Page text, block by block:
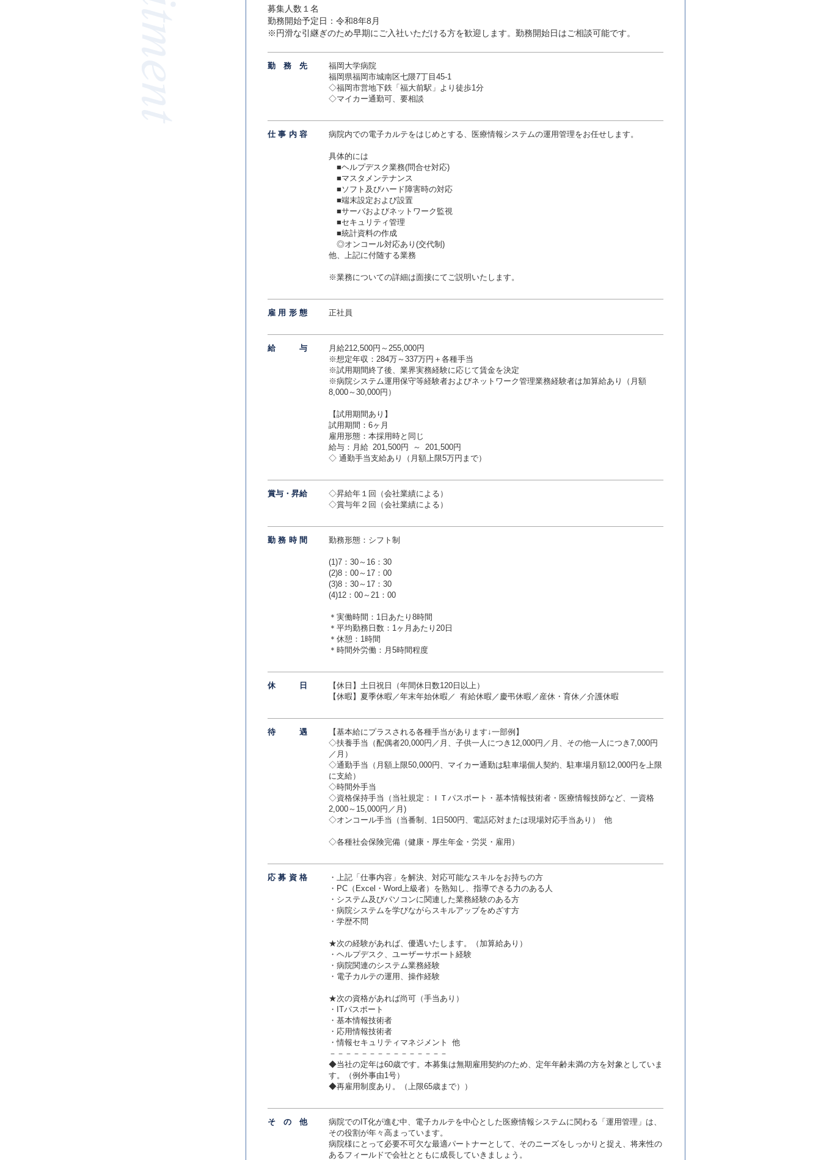
募集人数１名
勤務開始予定日：令和8年8月
※円滑な引継ぎのため早期にご入社いただける方を歓迎します。勤務開始日はご相談可能です。
勤務 先
福岡大学病院
福岡県福岡市城南区七隈7丁目45-1
◇福岡市営地下鉄「福大前駅」より徒歩1分
◇マイカー通勤可、要相談
仕事内 容 病院内での電子カルテをはじめとする、医療情報システムの運用管理をお任せします。
具体的には
■ヘルプデスク業務(問合せ対応)
■マスタメンテナンス
■ソフト及びハード障害時の対応
■端末設定および設置
■サーバおよびネットワーク監視
■セキュリティ管理
■統計資料の作成
◎オンコール対応あり(交代制)
他、上記に付随する業務
※業務についての詳細は面接にてご説明いたします。
雇用形 態 正社員
給 与
月給212,500円～255,000円
※想定年収：284万～337万円＋各種手当
※試用期間終了後、業界実務経験に応じて賃金を決定
※病院システム運用保守等経験者およびネットワーク管理業務経験者は加算給あり（月額
8,000～30,000円）
【試用期間あり】
試用期間：6ヶ月
雇用形態：本採用時と同じ
給与：月給 201,500円 ～ 201,500円
◇ 通勤手当支給あり（月額上限5万円まで）
賞与・昇給
◇昇給年１回（会社業績による）
◇賞与年２回（会社業績による）
勤務時 間 勤務形態：シフト制
(1)7：30～16：30
(2)8：00～17：00
(3)8：30～17：30
(4)12：00～21：00
＊実働時間：1日あたり8時間
＊平均勤務日数：1ヶ月あたり20日
＊休憩：1時間
＊時間外労働：月5時間程度
休 日
【休日】土日祝日（年間休日数120日以上）
【休暇】夏季休暇／年末年始休暇／ 有給休暇／慶弔休暇／産休・育休／介護休暇
待 遇
【基本給にプラスされる各種手当があります↓一部例】
◇扶養手当（配偶者20,000円／月、子供一人につき12,000円／月、その他一人につき7,000円
／月）
◇通勤手当（月額上限50,000円、マイカー通勤は駐車場個人契約、駐車場月額12,000円を上限
に支給）
◇時間外手当
◇資格保持手当（当社規定：ＩＴパスポート・基本情報技術者・医療情報技師など、一資格
2,000～15,000円／月)
◇オンコール手当（当番制、1日500円、電話応対または現場対応手当あり） 他
◇各種社会保険完備（健康・厚生年金・労災・雇用）
応募資 格
・上記「仕事内容」を解決、対応可能なスキルをお持ちの方
・PC（Excel・Word上級者）を熟知し、指導できる力のある人
・システム及びパソコンに関連した業務経験のある方
・病院システムを学びながらスキルアップをめざす方
・学歴不問
★次の経験があれば、優遇いたします。（加算給あり）
・ヘルプデスク、ユーザーサポート経験
・病院関連のシステム業務経験
・電子カルテの運用、操作経験
★次の資格があれば尚可（手当あり）
・ITパスポート
・基本情報技術者
・応用情報技術者
・情報セキュリティマネジメント 他
－－－－－－－－－－－－－－－
◆当社の定年は60歳です。本募集は無期雇用契約のため、定年年齢未満の方を対象としていま
す。（例外事由1号）
◆再雇用制度あり。（上限65歳まで））
その 他
病院でのIT化が進む中、電子カルテを中心とした医療情報システムに関わる「運用管理」は、
その役割が年々高まっています。
病院様にとって必要不可欠な最適パートナーとして、そのニーズをしっかりと捉え、将来性の
あるフィールドで会社とともに成長していきましょう。